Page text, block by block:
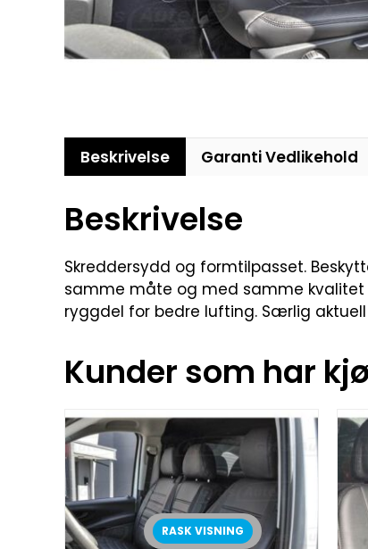
Beskrivelse Garanti Vedlikehold
Beskrivelse
Skreddersydd og formtilpasset.
samme måte og med samme kvalitet
ryggdel for bedre lufting. Særlig
Kunder som har
RASK VISNING